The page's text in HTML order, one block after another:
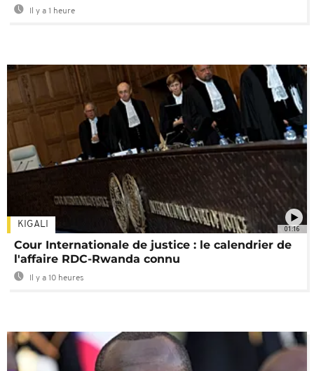
Il y a 1 heure
01:16
KIGALI
Cour Internationale de justice : le calendrier de
l'affaire RDC-Rwanda connu
Il y a 10 heures